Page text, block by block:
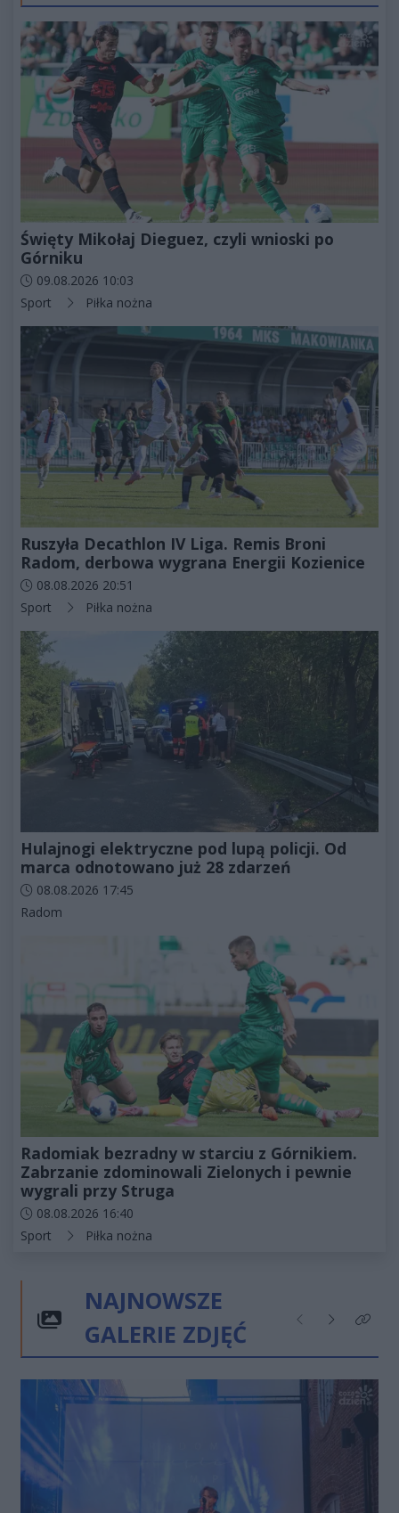
Święty Mikołaj Dieguez, czyli wnioski po
Górniku
Data dodania artykułu:
09.08.2026 10:03
Kategorie artykułu:
Sport Piłka nożna
Ruszyła Decathlon IV Liga. Remis Broni
Radom, derbowa wygrana Energii Kozienice
Data dodania artykułu:
08.08.2026 20:51
Kategorie artykułu:
Sport Piłka nożna
Hulajnogi elektryczne pod lupą policji. Od
marca odnotowano już 28 zdarzeń
Data dodania artykułu:
08.08.2026 17:45
Kategorie artykułu:
Radom
Radomiak bezradny w starciu z Górnikiem.
Zabrzanie zdominowali Zielonych i pewnie
wygrali przy Struga
Data dodania artykułu:
08.08.2026 16:40
Kategorie artykułu:
Sport Piłka nożna
NAJNOWSZE
GALERIE ZDJĘĆ
Poprzednie
NastępneKliknij